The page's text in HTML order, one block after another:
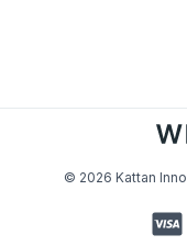
© 2026 Kattan